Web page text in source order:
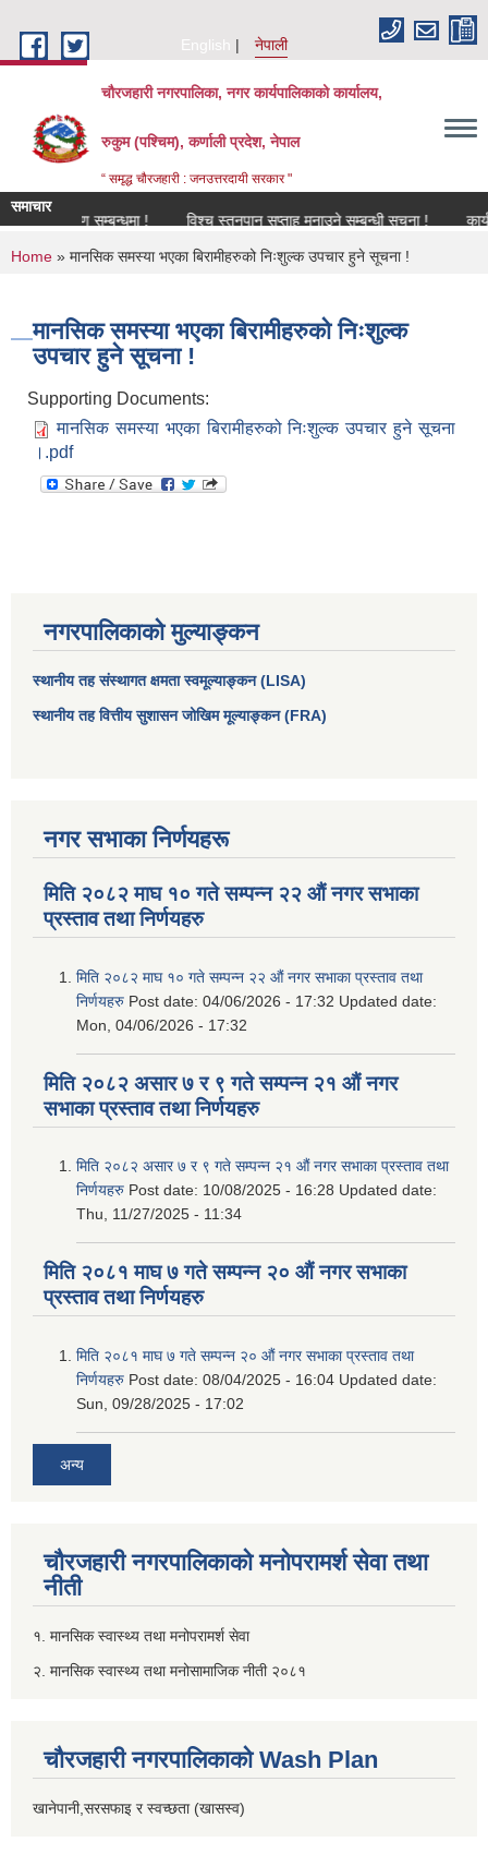
English
नेपाली
चौरजहारी नगरपालिका, नगर कार्यपालिकाको कार्यालय,
रुकुम (पश्चिम), कर्णाली प्रदेश, नेपाल
“ समृद्ध चौरजहारी : जनउत्तरदायी सरकार "
समाचार
नविकरण सम्बन्धमा !
विश्च स्तनपान सप्ताह मनाउने सम्बन्धी सूचना !
You are here
Home » मानसिक समस्या भएका बिरामीहरुको निःशुल्क उपचार हुने सूचना !
मानसिक समस्या भएका बिरामीहरुको निःशुल्क
उपचार हुने सूचना !
Supporting Documents:
मानसिक समस्या भएका बिरामीहरुको निःशुल्क उपचार हुने सूचना
।.pdf
नगरपालिकाको मुल्याङ्कन
स्थानीय तह संस्थागत क्षमता स्वमूल्याङ्कन (LISA)
स्थानीय तह वित्तीय सुशासन जोखिम मूल्याङ्कन (FRA)
नगर सभाका निर्णयहरू
मिति २०८२ माघ १० गते सम्पन्न २२ औं नगर सभाका
प्रस्ताव तथा निर्णयहरु
मिति २०८२ माघ १० गते सम्पन्न २२ औं नगर सभाका प्रस्ताव तथा
निर्णयहरु Post date: 04/06/2026 - 17:32 Updated date:
Mon, 04/06/2026 - 17:32
मिति २०८२ असार ७ र ९ गते सम्पन्न २१ औं नगर
सभाका प्रस्ताव तथा निर्णयहरु
मिति २०८२ असार ७ र ९ गते सम्पन्न २१ औं नगर सभाका प्रस्ताव तथा
निर्णयहरु Post date: 10/08/2025 - 16:28 Updated date:
Thu, 11/27/2025 - 11:34
मिति २०८१ माघ ७ गते सम्पन्न २० औं नगर सभाका
प्रस्ताव तथा निर्णयहरु
मिति २०८१ माघ ७ गते सम्पन्न २० औं नगर सभाका प्रस्ताव तथा
निर्णयहरु Post date: 08/04/2025 - 16:04 Updated date:
Sun, 09/28/2025 - 17:02
अन्य
चौरजहारी नगरपालिकाको मनोपरामर्श सेवा तथा
नीती
१. मानसिक स्वास्थ्य तथा मनोपरामर्श सेवा
२. मानसिक स्वास्थ्य तथा मनोसामाजिक नीती २०८१
चौरजहारी नगरपालिकाको Wash Plan
खानेपानी,सरसफाइ र स्वच्छता (खासस्व)